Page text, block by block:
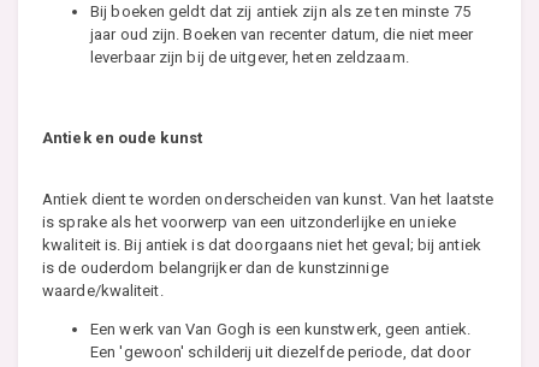
Bij boeken geldt dat zij antiek zijn als ze ten minste 75
jaar oud zijn. Boeken van recenter datum, die niet meer
leverbaar zijn bij de uitgever, heten zeldzaam.
Antiek en oude kunst
Antiek dient te worden onderscheiden van kunst. Van het laatste
is sprake als het voorwerp van een uitzonderlijke en unieke
kwaliteit is. Bij antiek is dat doorgaans niet het geval; bij antiek
is de ouderdom belangrijker dan de kunstzinnige
waarde/kwaliteit.
Een werk van Van Gogh is een kunstwerk, geen antiek.
Een 'gewoon' schilderij uit diezelfde periode, dat door